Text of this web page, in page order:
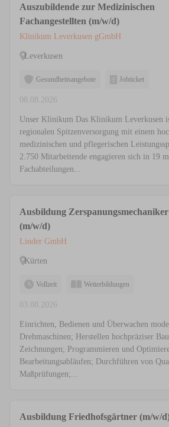
Auszubildende zur Medizinischen
Fachangestellten (m/w/d)
Klinikum Leverkusen gGmbH
Leverkusen
Gesundheitsangebote Jobticket
08.08.2026
Unser Klinikum Das Klinikum Leverkusen
regionalen Spitzenversorgung mit einem
medizinischen und pflegerischen
2.750 Mitarbeitende engagieren sich in 19
Fachabteilungen...
Ausbildung Zerspanungsmechaniker
(m/w/d)
Linder GmbH
Kürten
Vollzeit Weiterbildungen
03.08.2026
Einrichten, Bedienen und Überwachen
Drehmaschinen; Herstellen hochpräziser
Zeichnungen; Programmieren und
Bearbeitungsabläufen; Durchführen von
Maßprüfungen;...
Ausbildung Friedhofsgärtner (m/w/